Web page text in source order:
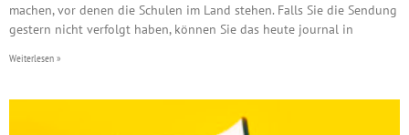
machen, vor denen die Schulen im Land stehen. Falls Sie die Sendung
gestern nicht verfolgt haben, können Sie das heute journal in
Weiterlesen »